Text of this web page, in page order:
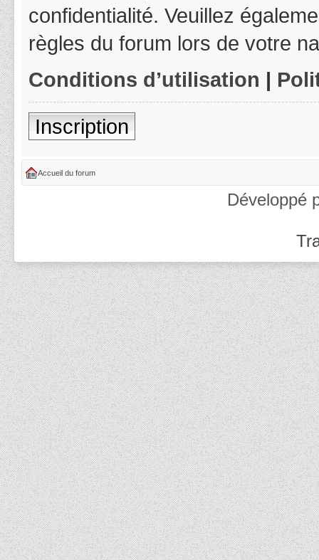
confidentialité. Veuillez
règles du forum lors de votre
Conditions d’utilisation |
Inscription
Accueil du forum
Développé